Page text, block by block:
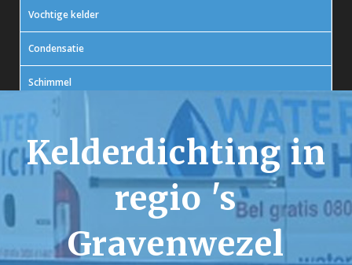
Vochtige kelder
Condensatie
Schimmel
Contact
Kelderdichting in
regio 's
Gravenwezel